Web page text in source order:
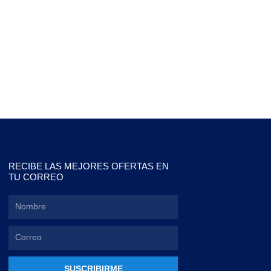
RECIBE LAS MEJORES OFERTAS EN
TU CORREO
SUSCRIBIRME